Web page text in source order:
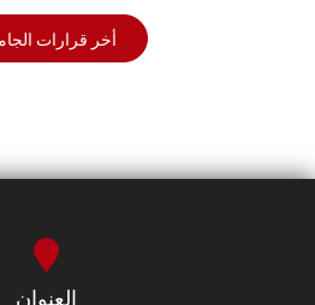
أخر قرارات
العنوان